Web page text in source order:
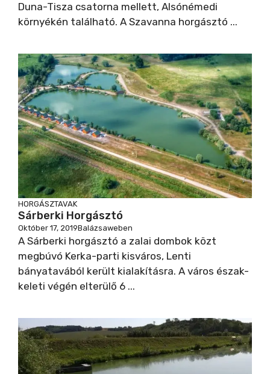
Duna-Tisza csatorna mellett, Alsónémedi
környékén található. A Szavanna horgásztó ...
HORGÁSZTAVAK
Sárberki Horgásztó
Október 17, 2019Balázsaweben
A Sárberki horgásztó a zalai dombok közt
megbúvó Kerka-parti kisváros, Lenti
bányatavából került kialakításra. A város észak-
keleti végén elterülő 6 ...